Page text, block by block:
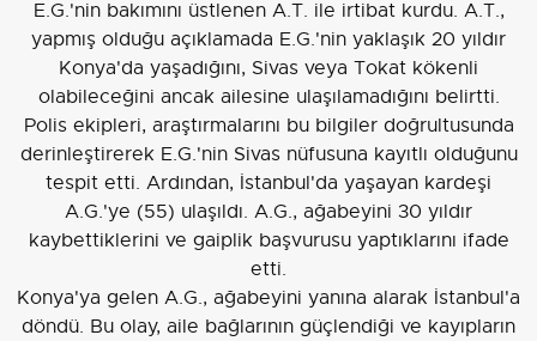
E.G.'nin bakımını üstlenen A.T. ile irtibat kurdu. A.T.,
yapmış olduğu açıklamada E.G.'nin yaklaşık 20 yıldır
Konya'da yaşadığını, Sivas veya Tokat kökenli
olabileceğini ancak ailesine ulaşılamadığını belirtti.
Polis ekipleri, araştırmalarını bu bilgiler doğrultusunda
derinleştirerek E.G.'nin Sivas nüfusuna kayıtlı olduğunu
tespit etti. Ardından, İstanbul'da yaşayan kardeşi
A.G.'ye (55) ulaşıldı. A.G., ağabeyini 30 yıldır
kaybettiklerini ve gaiplik başvurusu yaptıklarını ifade
etti.
Konya'ya gelen A.G., ağabeyini yanına alarak İstanbul'a
döndü. Bu olay, aile bağlarının güçlendiği ve kayıpların